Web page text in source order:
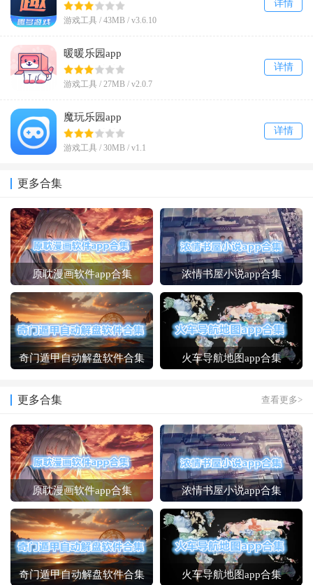
游戏工具 / 43MB / v3.6.10
详情
暖暖乐园app
游戏工具 / 27MB / v2.0.7
详情
魔玩乐园app
游戏工具 / 30MB / v1.1
详情
更多合集
原耽漫画软件app合集 浓情书屋小说app合集
奇门遁甲自动解盘软件合集 火车导航地图app合集
更多合集 查看更多>
原耽漫画软件app合集 浓情书屋小说app合集
奇门遁甲自动解盘软件合集 火车导航地图app合集